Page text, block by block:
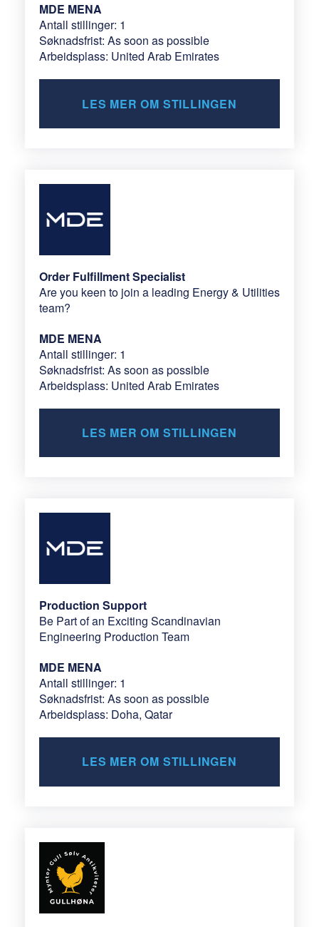
MDE MENA
Antall stillinger: 1
Søknadsfrist: As soon as possible
Arbeidsplass: United Arab Emirates
LES MER OM STILLINGEN
Order Fulfillment Specialist
Are you keen to join a leading Energy & Utilities
team?
MDE MENA
Antall stillinger: 1
Søknadsfrist: As soon as possible
Arbeidsplass: United Arab Emirates
LES MER OM STILLINGEN
Production Support
Be Part of an Exciting Scandinavian
Engineering Production Team
MDE MENA
Antall stillinger: 1
Søknadsfrist: As soon as possible
Arbeidsplass: Doha, Qatar
LES MER OM STILLINGEN